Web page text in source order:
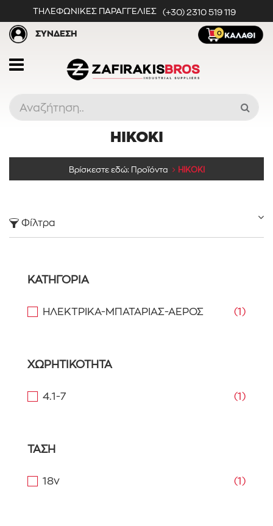
ΤΗΛΕΦΩΝΙΚΕΣ ΠΑΡΑΓΓΕΛΙΕΣ (+30) 2310 519 119
0
ΣΥΝΔΕΣΗ
HIKOKI
Βρίσκεστε εδώ: Προϊόντα HIKOKI
Φίλτρα
ΚΑΤΗΓΟΡΙΑ
ΗΛΕΚΤΡΙΚΑ-ΜΠΑΤΑΡΙΑΣ-ΑΕΡΟΣ (1)
ΧΩΡΗΤΙΚΟΤΗΤΑ
4.1-7 (1)
ΤΑΣΗ
18v (1)